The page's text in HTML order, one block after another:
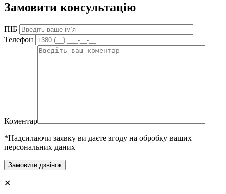
Замовити консультацію
ПІБ
Телефон
Коментар
*Надсилаючи заявку ви даєте згоду на обробку ваших
персональних даних
✕